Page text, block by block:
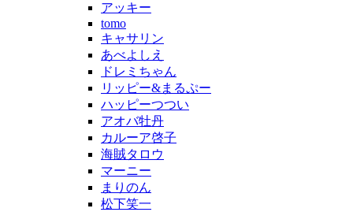
アッキー
tomo
キャサリン
あべよしえ
ドレミちゃん
リッピー&まるぷー
ハッピーつつい
アオバ牡丹
カルーア啓子
海賊タロウ
マーニー
まりのん
松下笑一